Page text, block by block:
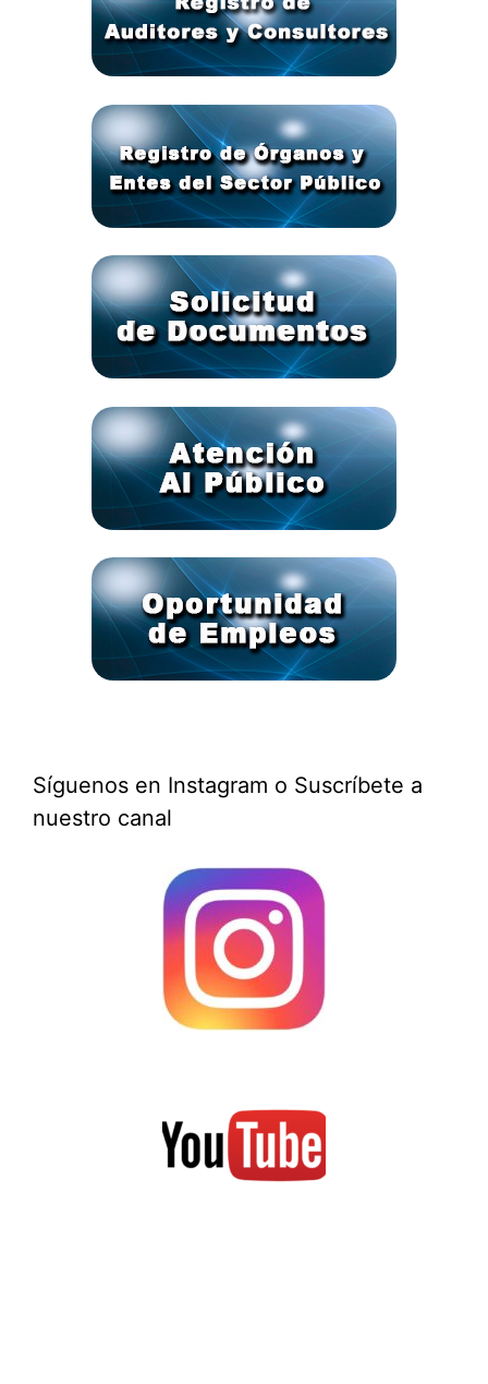
Síguenos en Instagram o Suscríbete a
nuestro canal